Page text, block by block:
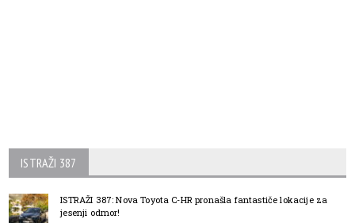
ISTRAŽI 387
ISTRAŽI 387: Nova Toyota C-HR pronašla fantastiče lokacije za
jesenji odmor!